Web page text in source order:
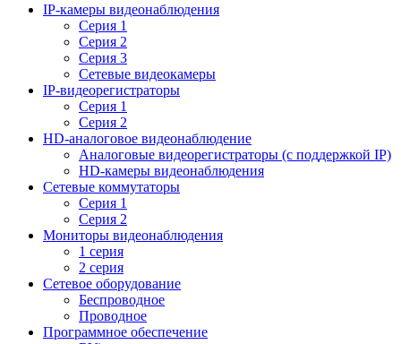
IP-камеры видеонаблюдения
Серия 1
Серия 2
Серия 3
Сетевые видеокамеры
IP-видеорегистраторы
Серия 1
Серия 2
HD-аналоговое видеонаблюдение
Aналоговые видеорегистраторы (с поддержкой IP)
HD-камеры видеонаблюдения
Сетевые коммутаторы
Серия 1
Серия 2
Мониторы видеонаблюдения
1 серия
2 серия
Сетевое оборудование
Беспроводное
Проводное
Программное обеспечение